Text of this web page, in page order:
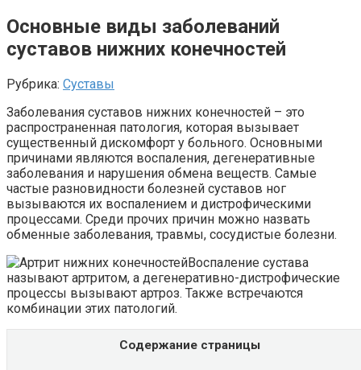
Основные виды заболеваний
суставов нижних конечностей
Рубрика: Суставы
Заболевания суставов нижних конечностей – это
распространенная патология, которая вызывает
существенный дискомфорт у больного. Основными
причинами являются воспаления, дегенеративные
заболевания и нарушения обмена веществ. Самые
частые разновидности болезней суставов ног
вызываются их воспалением и дистрофическими
процессами. Среди прочих причин можно назвать
обменные заболевания, травмы, сосудистые болезни.
Воспаление сустава
называют артритом, а дегенеративно-дистрофические
процессы вызывают артроз. Также встречаются
комбинации этих патологий.
Содержание страницы